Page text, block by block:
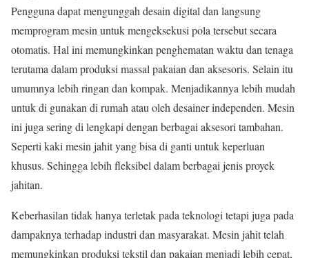
Pengguna dapat mengunggah desain digital dan langsung
memprogram mesin untuk mengeksekusi pola tersebut secara
otomatis. Hal ini memungkinkan penghematan waktu dan tenaga
terutama dalam produksi massal pakaian dan aksesoris. Selain itu
umumnya lebih ringan dan kompak. Menjadikannya lebih mudah
untuk di gunakan di rumah atau oleh desainer independen. Mesin
ini juga sering di lengkapi dengan berbagai aksesori tambahan.
Seperti kaki mesin jahit yang bisa di ganti untuk keperluan
khusus. Sehingga lebih fleksibel dalam berbagai jenis proyek
jahitan.
Keberhasilan tidak hanya terletak pada teknologi tetapi juga pada
dampaknya terhadap industri dan masyarakat. Mesin jahit telah
memungkinkan produksi tekstil dan pakaian menjadi lebih cepat,